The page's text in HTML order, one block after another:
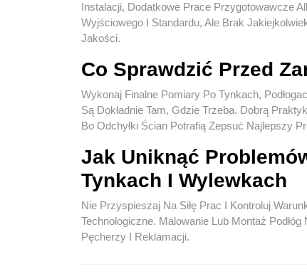
Instalacji, Dodatkowe Prace Przygotowawcze
Wyjściowego I Standardu, Ale Brak
Jakości.
Co Sprawdzić Przed
Wykonaj Finalne Pomiary Po Tynkach,
Są Dokładnie Tam, Gdzie Trzeba. Dobrą
Bo Odchyłki Ścian Potrafią Zepsuć Najlepszy
Jak Uniknąć
Tynkach I Wylewkach
Nie Przyspieszaj Na Siłę Prac I Kontroluj
Technologiczne. Malowanie Lub Montaż
Pęcherzy I Reklamacji.